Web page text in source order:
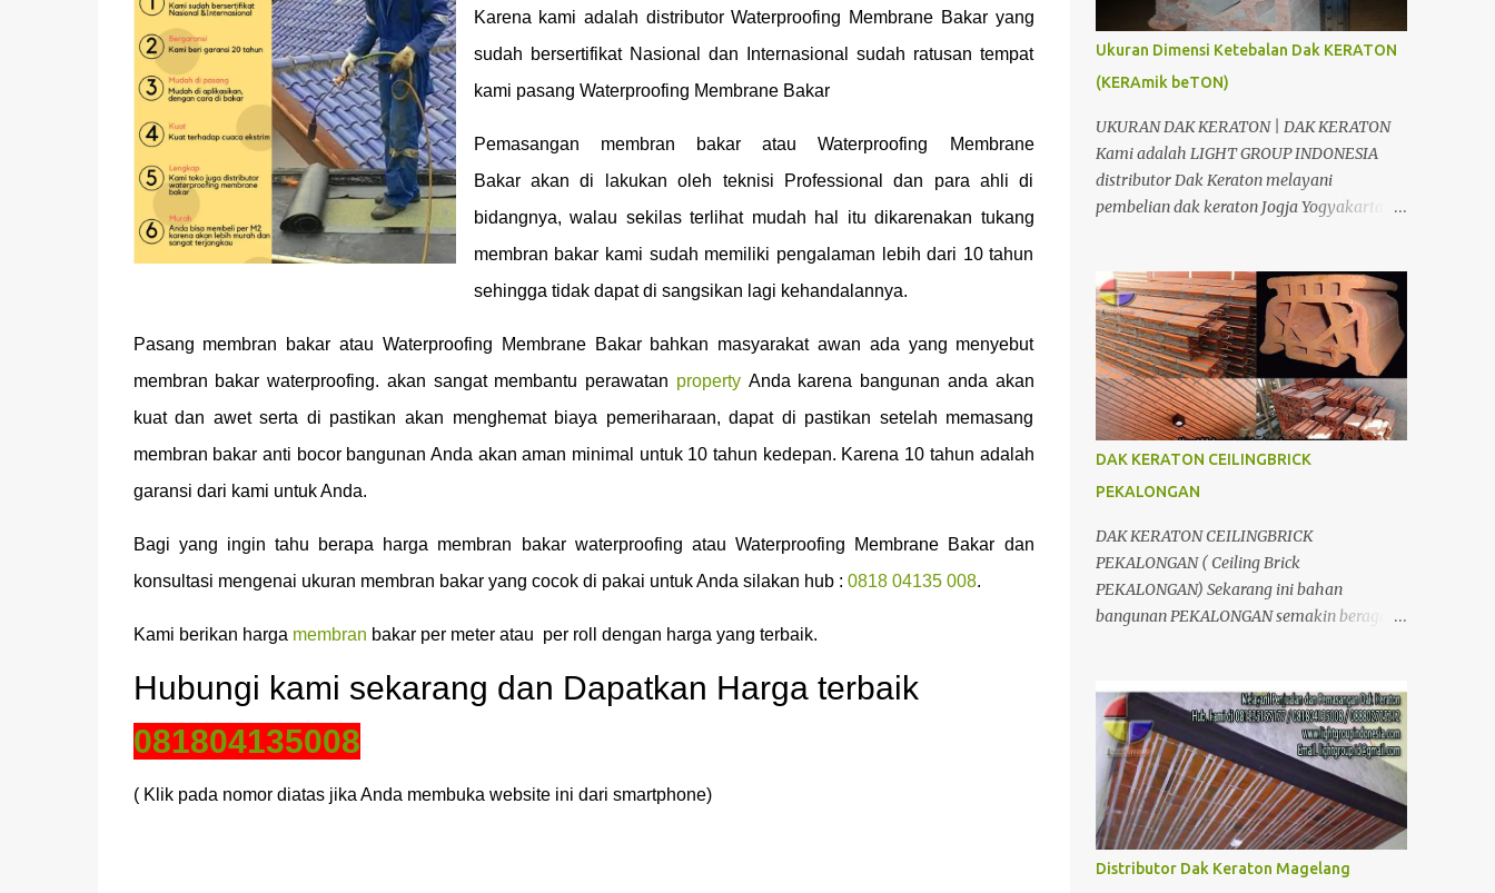
Karena kami adalah distributor Waterproofing Membrane Bakar yang
sudah bersertifikat Nasional dan Internasional sudah ratusan tempat
kami pasang Waterproofing Membrane Bakar
Pemasangan membran bakar atau Waterproofing Membrane
Bakar akan di lakukan oleh teknisi Professional dan para ahli di
bidangnya, walau sekilas terlihat mudah hal itu dikarenakan tukang
membran bakar kami sudah memiliki pengalaman lebih dari 10 tahun
sehingga tidak dapat di sangsikan lagi kehandalannya.
Pasang membran bakar atau Waterproofing Membrane Bakar bahkan masyarakat awan ada yang menyebut
membran bakar waterproofing. akan sangat membantu perawatan propertyAnda karena bangunan anda akan
kuat dan awet serta di pastikan akan menghemat biaya pemeriharaan, dapat di pastikan setelah memasang
membran bakar anti bocor bangunan Anda akan aman minimal untuk 10 tahun kedepan. Karena 10 tahun adalah
garansi dari kami untuk Anda.
Bagi yang ingin tahu berapa harga membran bakar waterproofing atau Waterproofing Membrane Bakar dan
konsultasi mengenai ukuran membran bakar yang cocok di pakai untuk Anda silakan hub : 0818 04135 008.
Kami berikan harga membran bakar per meter atau per roll dengan harga yang terbaik.
Hubungi kami sekarang dan Dapatkan Harga terbaik
081804135008
( Klik pada nomor diatas jika Anda membuka website ini dari smartphone)
088802725212 / 081804135008 /
081325157177 PIN BB 53897EDC CV. Light
perusahaan yang bergerak dibidang
Distributor, Suplier, Aplikator dan
Kontraktor bahan bangunan di Jogja
Yogyakarta. Dimana tujuan kami adalah
berusaha memberikan kemudahan Anda
menjawab kesulitan Anda. Kami
berpengalaman dalam bidang
pembangunan dan konstruksi. Banyak
produk yang kami tawarkan, dari bahan
untuk Dak, interior, eksterior, maupun jasa
kontraktor, tentunya juga dengan kualitas
yan...
Ukuran Dimensi Ketebalan Dak KERATON
(KERAmik beTON)
UKURAN DAK KERATON | DAK KERATON
Kami adalah LIGHT GROUP INDONESIA
distributor Dak Keraton melayani
pembelian dak keraton Jogja Yogyakarta
YOGYAKARTA CV. Light Group Indonesia
Divisi LIGHTGRID ; Distributor dan
Aplikator, Jual dan pasang Dak Keraton
untuk Wilayah JogJakarta Yogyakarta Solo
Surakarta Semarang Brebes Tegal
Pemalang Batang Purwokerto Cilacap
Wonosobo Wonogiri Purbalingga Klaten
Purworejo Banjarnegara Purbalingga
Rembang Grobogan Cepu Kudus Pati Jepara
Kendal dan Jawa Tengah; Telp/SMS/WA
081804135008 / 081325157177 Kelebihan
Dak Lantai keraton : 1.Dak keraton Abadi
dengan pelat lantai konvensional. 2.Proses
pengerjaanya lebih cepat. 3.Lebih hemat
karena penggematan tenaga kerja & waktu.
4.Lebih efesien karena dapat di kerjakan
Bersamaan den...
DAK KERATON CEILINGBRICK
PEKALONGAN
DAK KERATON CEILINGBRICK
PEKALONGAN ( Ceiling Brick
PEKALONGAN) Sekarang ini bahan
bangunan PEKALONGAN semakin beragam.
menggunakan penutup yang berbahan
ringan/panel serta untuk atap yang tidak
lagi menggunakan kayu sebagai kuda -
kuda melainkan menggunakan metal.
Distributor Dak Keraton Magelang